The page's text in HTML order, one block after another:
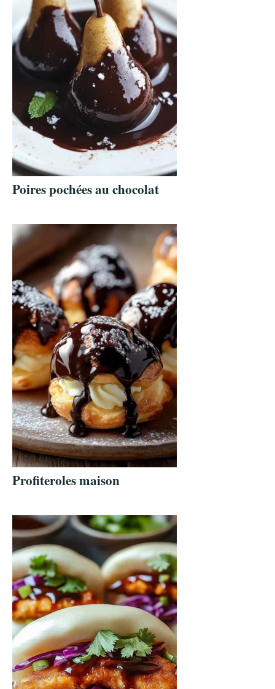
Poires pochées au chocolat
Profiteroles maison